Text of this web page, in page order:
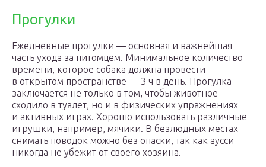
Прогулки
Ежедневные прогулки — основная и важнейшая
часть ухода за питомцем. Минимальное количество
времени, которое собака должна провести
в открытом пространстве — 3 ч в день. Прогулка
заключается не только в том, чтобы животное
сходило в туалет, но и в физических упражнениях
и активных играх. Хорошо использовать различные
игрушки, например, мячики. В безлюдных местах
снимать поводок можно без опаски, так как аусси
никогда не убежит от своего хозяина.